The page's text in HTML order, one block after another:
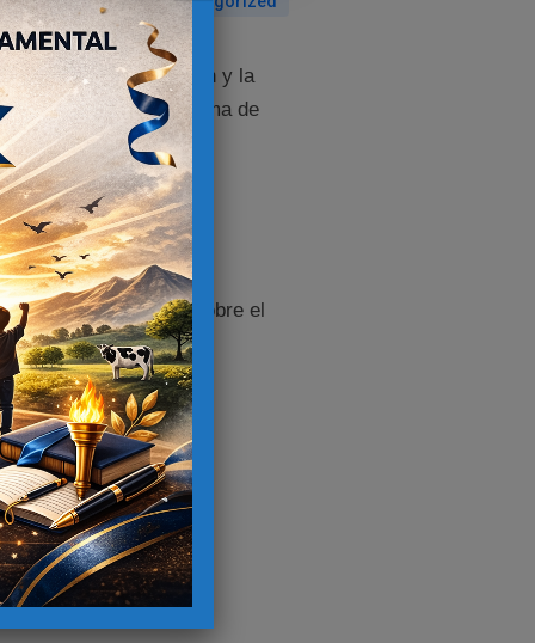
con la educación y la
, para abordar un tema de
experiencias
.
visión más amplia sobre el